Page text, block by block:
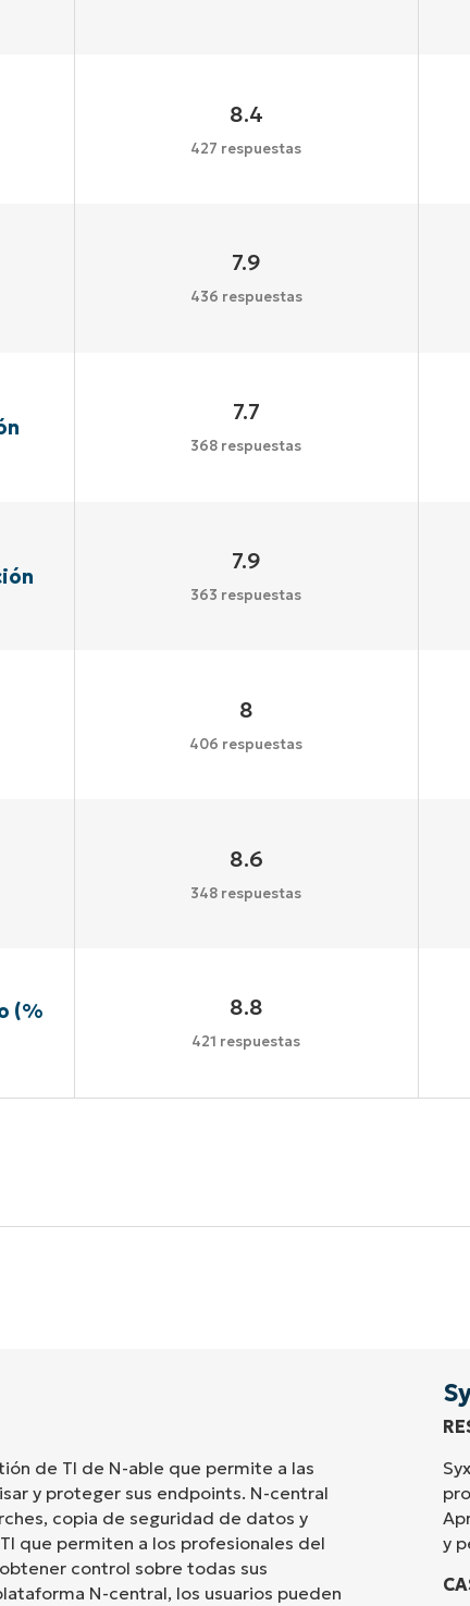
8.4
427 respuestas
7.9
436 respuestas
7.7
368 respuestas
7.9
363 respuestas
8
406 respuestas
8.6
348 respuestas
(%
8.8
421 respuestas
de TI de N-able que permite a las
y proteger sus endpoints. N-central
copia de seguridad de datos y
que permiten a los profesionales del
control sobre todas sus
N-central, los usuarios pueden
y